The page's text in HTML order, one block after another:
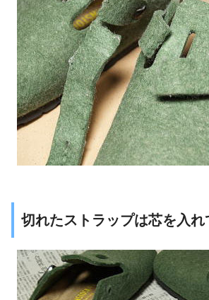
切れたストラップは芯を入れ